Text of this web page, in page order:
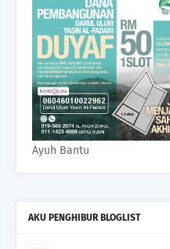
Ayuh Bantu
AKU PENGHIBUR BLOGLIST